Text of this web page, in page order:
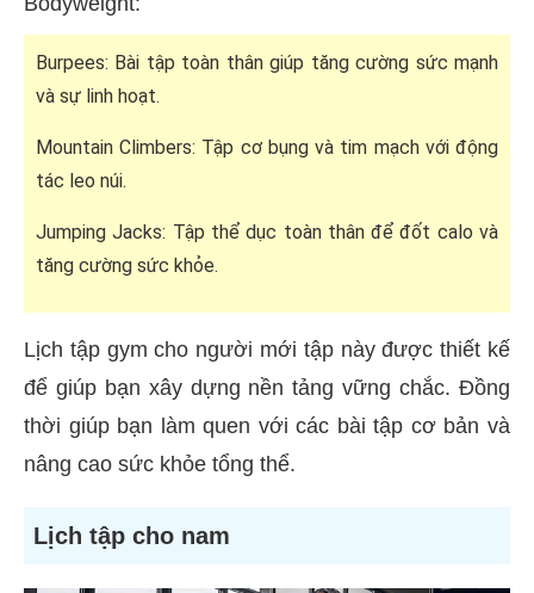
Burpees: Bài tập toàn thân giúp tăng cường sức mạnh
và sự linh hoạt.
Mountain Climbers: Tập cơ bụng và tim mạch với động
tác leo núi.
Jumping Jacks: Tập thể dục toàn thân để đốt calo và
tăng cường sức khỏe.
Lịch tập gym cho người mới tập này được thiết kế
để giúp bạn xây dựng nền tảng vững chắc. Đồng
thời giúp bạn làm quen với các bài tập cơ bản và
nâng cao sức khỏe tổng thể.
Lịch tập cho nam